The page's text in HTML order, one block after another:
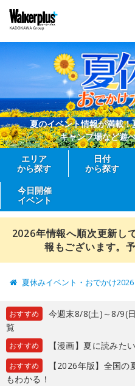
夏のイベント情報が満載
キャンプ場など遊
エリア
から探す
日付
から探す
今日開催
イベント
2026年情報へ順次更新し
報もございます。
夏休みイベント・おでかけ2026
おすすめ
今週末8/8(土)～8/9(
覧
おすすめ 【漫画】夏に読みた
おすすめ
【2026年版】全国
もわかる！